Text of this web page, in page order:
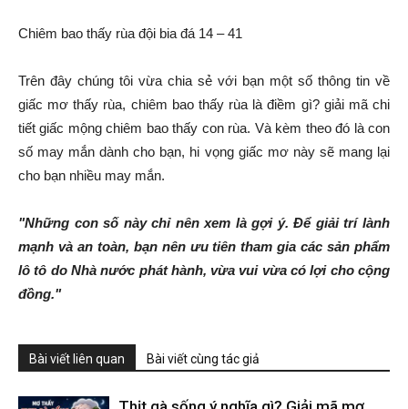
Chiêm bao thấy rùa đội bia đá 14 – 41
Trên đây chúng tôi vừa chia sẻ với bạn một số thông tin về
giấc mơ thấy rùa, chiêm bao thấy rùa là điềm gì? giải mã chi
tiết giấc mộng chiêm bao thấy con rùa. Và kèm theo đó là con
số may mắn dành cho bạn, hi vọng giấc mơ này sẽ mang lại
cho bạn nhiều may mắn.
"Những con số này chỉ nên xem là gợi ý. Để giải trí lành
mạnh và an toàn, bạn nên ưu tiên tham gia các sản phẩm
lô tô do Nhà nước phát hành, vừa vui vừa có lợi cho cộng
đồng."
Bài viết liên quan Bài viết cùng tác giả